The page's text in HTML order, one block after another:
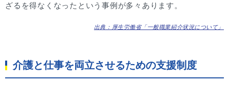
ざるを得なくなったという事例が多々あります。
出典：厚生労働省「一般職業紹介状況について」
介護と仕事を両立させるための支援制度